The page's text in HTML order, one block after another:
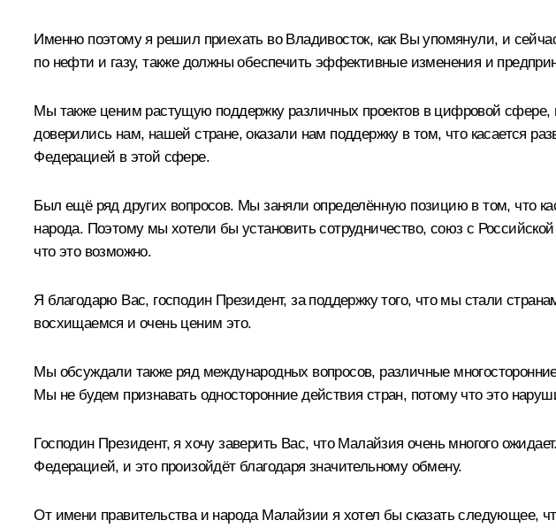
Именно поэтому я решил приехать во Владивосток, как Вы упомянули, и
по нефти и газу, также должны обеспечить эффективные изменения и
Мы также ценим растущую поддержку различных проектов в цифровой сфере,
доверились нам, нашей стране, оказали нам поддержку в том, что касается
Федерацией в этой сфере.
Был ещё ряд других вопросов. Мы заняли определённую позицию в том,
народа. Поэтому мы хотели бы установить сотрудничество, союз с
что это возможно.
Я благодарю Вас, господин Президент, за поддержку того, что мы стали
восхищаемся и очень ценим это.
Мы обсуждали также ряд международных вопросов, различные
Мы не будем признавать односторонние действия стран, потому что это
Господин Президент, я хочу заверить Вас, что Малайзия очень многого
Федерацией, и это произойдёт благодаря значительному обмену.
От имени правительства и народа Малайзии я хотел бы сказать следующее,